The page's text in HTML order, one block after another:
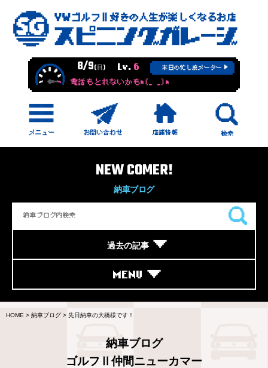
8/9(日) Lv. 6 本日の忙し度メーター
電話もとれないかもm(_ _)m
NEW COMER!
納車ブログ
過去の記事
MENU
HOME > 納車ブログ > 先日納車の大橋様です！
納車ブログ
ゴルフⅡ仲間ニューカマー